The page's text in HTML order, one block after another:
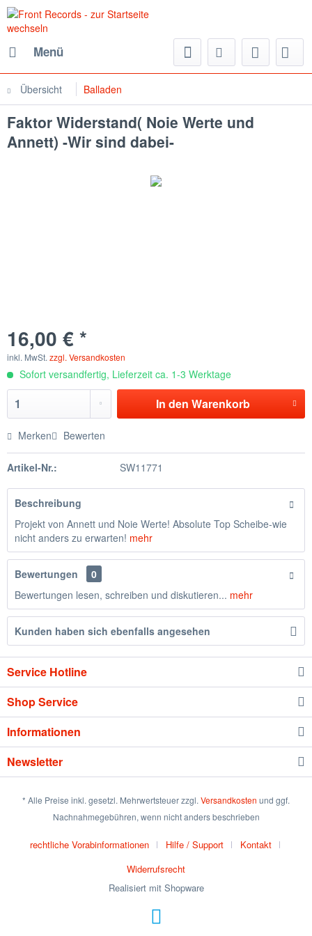
Menü
Übersicht Balladen
Faktor Widerstand( Noie Werte und
Annett) -Wir sind dabei-
16,00 € *
inkl. MwSt. zzgl. Versandkosten
Sofort versandfertig, Lieferzeit ca. 1-3 Werktage
In den Warenkorb
Merken Bewerten
Artikel-Nr.: SW11771
Beschreibung
Projekt von Annett und Noie Werte! Absolute Top Scheibe-wie
nicht anders zu erwarten! mehr
Bewertungen
0
Bewertungen lesen, schreiben und diskutieren... mehr
Kunden haben sich ebenfalls angesehen
Service Hotline
Shop Service
Informationen
Newsletter
* Alle Preise inkl. gesetzl. Mehrwertsteuer zzgl. Versandkosten und ggf.
Nachnahmegebühren, wenn nicht anders beschrieben
rechtliche Vorabinformationen Hilfe / Support
Kontakt
Widerrufsrecht
Realisiert mit Shopware